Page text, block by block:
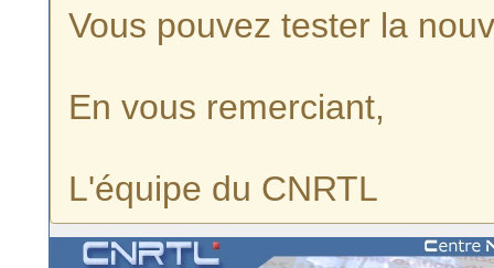
Vous pouvez tester la
En vous remerciant,
L'équipe du CNRTL